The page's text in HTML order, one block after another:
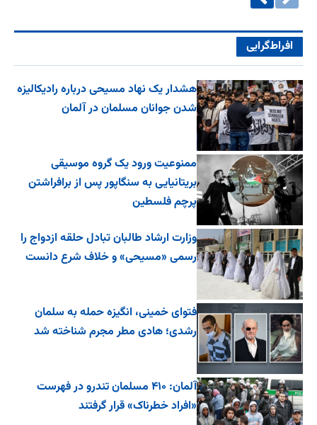
افراط‌گرایی
هشدار یک نهاد مسیحی درباره رادیکالیزه
شدن جوانان مسلمان در آلمان
ممنوعیت ورود یک گروه موسیقی
بریتانیایی به سنگاپور پس از برافراشتن
پرچم فلسطین
وزارت ارشاد طالبان تبادل حلقه ازدواج را
رسمی «مسیحی» و خلاف شرع دانست
فتوای خمینی، انگیزه حمله به سلمان
رشدی؛ هادی مطر مجرم شناخته شد
آلمان: ۴۱۰ مسلمان تندرو در فهرست
«افراد خطرناک» قرار گرفتند